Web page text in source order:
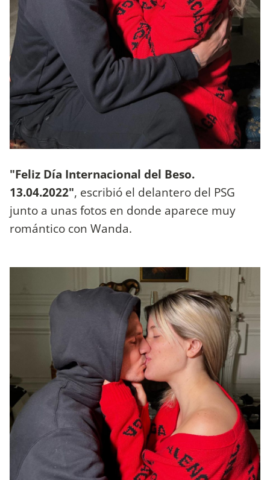
"Feliz Día Internacional del Beso.
13.04.2022", escribió el delantero del PSG
junto a unas fotos en donde aparece muy
romántico con Wanda.